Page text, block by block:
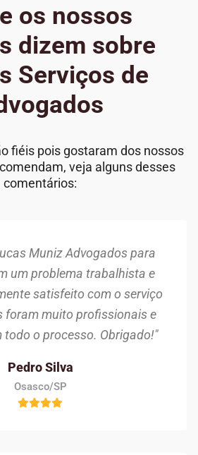
os nossos
dizem sobre
Serviços de
fiéis pois gostaram dos nossos
veja alguns desses
comentários:
Muniz Advogados para
um problema trabalhista e
satisfeito com o serviço
foram muito profissionais e
todo o processo. Obrigado!"
Pedro Silva
Osasco/SP